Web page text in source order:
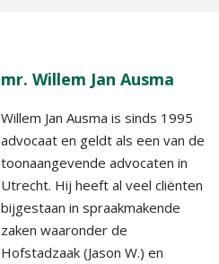
mr. Willem Jan Ausma
Willem Jan Ausma is sinds 1995
advocaat en geldt als een van de
toonaangevende advocaten in
Utrecht. Hij heeft al veel cliënten
bijgestaan in spraakmakende
zaken waaronder de
Hofstadzaak (Jason W.) en